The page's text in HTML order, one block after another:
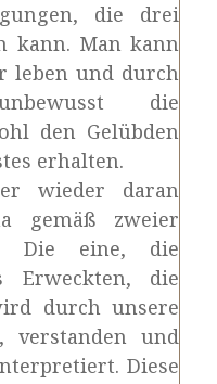
die drei
kann. Man kann
leben und durch
die
den Gelübden
erhalten.
wieder daran
gemäß zweier
Die eine, die
die
durch unsere
verstanden und
Diese